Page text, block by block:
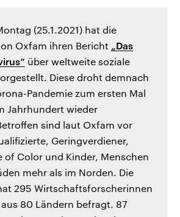
(25.1.2021) hat die
Oxfam ihren Bericht „Das
über weltweite soziale
Diese droht demnach
Pandemie zum ersten Mal
Jahrhundert wieder
sind laut Oxfam vor
Geringverdiener,
of Color und Kinder, Menschen
mehr als im Norden. Die
295 Wirtschaftsforscherinnen
80 Ländern befragt. 87